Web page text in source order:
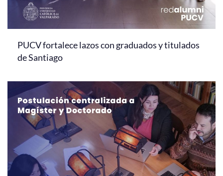
PUCV fortalece lazos con graduados y titulados
de Santiago